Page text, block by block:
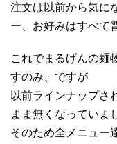
注文は以前から気に
ー、お好みはすべて
これでまるげんの麺
すのみ、ですが
以前ラインナップさ
まま無くなっていま
そのため全メニュー